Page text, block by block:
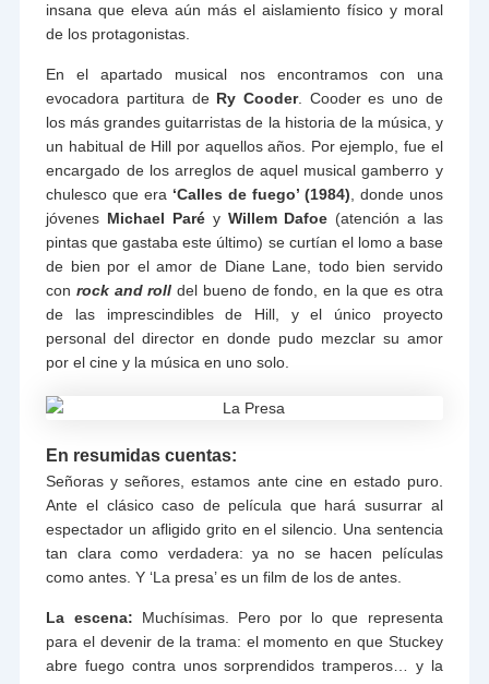
insana que eleva aún más el aislamiento físico y moral
de los protagonistas.
En el apartado musical nos encontramos con una
evocadora partitura de Ry Cooder. Cooder es uno de
los más grandes guitarristas de la historia de la música, y
un habitual de Hill por aquellos años. Por ejemplo, fue el
encargado de los arreglos de aquel musical gamberro y
chulesco que era ‘Calles de fuego’ (1984) , donde unos
jóvenes Michael Paréy Willem Dafoe (atención a las
pintas que gastaba este último) se curtían el lomo a base
de bien por el amor de Diane Lane, todo bien servido
conrock and rolldel bueno de fondo, en la que es otra
de las imprescindibles de Hill, y el único proyecto
personal del director en donde pudo mezclar su amor
por el cine y la música en uno solo.
En resumidas cuentas:
Señoras y señores, estamos ante cine en estado puro.
Ante el clásico caso de película que hará susurrar al
espectador un afligido grito en el silencio. Una sentencia
tan clara como verdadera: ya no se hacen películas
como antes. Y ‘La presa’ es un film de los de antes.
La escena: Muchísimas. Pero por lo que representa
para el devenir de la trama: el momento en que Stuckey
abre fuego contra unos sorprendidos tramperos… y la